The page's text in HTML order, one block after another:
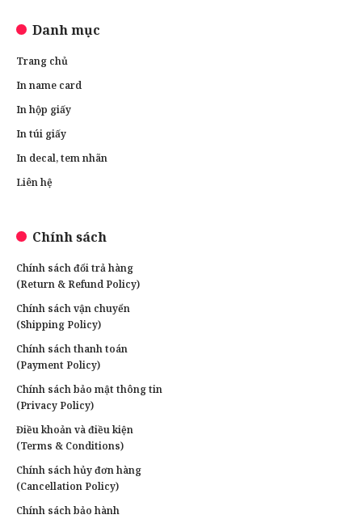
Danh mục
Trang chủ
In name card
In hộp giấy
In túi giấy
In decal, tem nhãn
Liên hệ
Chính sách
Chính sách đổi trả hàng
(Return & Refund Policy)
Chính sách vận chuyển
(Shipping Policy)
Chính sách thanh toán
(Payment Policy)
Chính sách bảo mật thông tin
(Privacy Policy)
Điều khoản và điều kiện
(Terms & Conditions)
Chính sách hủy đơn hàng
(Cancellation Policy)
Chính sách bảo hành